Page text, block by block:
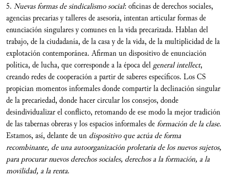
5. Nuevas formas de sindicalismo social: oficinas de derechos sociales,
agencias precarias y talleres de asesoría, intentan articular formas de
enunciación singulares y comunes en la vida precarizada. Hablan del
trabajo, de la ciudadanía, de la casa y de la vida, de la multiplicidad de la
explotación contemporánea. Afirman un dispositivo de enunciación
política, de lucha, que corresponde a la época delgeneral intellect,
creando redes de cooperación a partir de saberes específicos. Los CS
propician momentos informales donde compartir la declinación singular
de la precariedad, donde hacer circular los consejos, donde
desindividualizar el conflicto, retomando de ese modo la mejor tradición
de las tabernas obreras y los espacios informales deformación de la clase.
Estamos, así, delante de un dispositivo que actúa de forma
recombinante, de una autoorganización proletaria de los nuevos sujetos,
para procurar nuevos derechos sociales, derechos a la formación, a la
movilidad, a la renta.